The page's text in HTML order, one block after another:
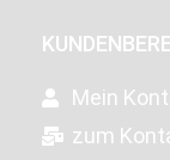
Mein
zum